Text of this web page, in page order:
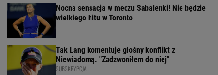
Nocna sensacja w meczu Sabalenki! Nie będzie
wielkiego hitu w Toronto
Tak Lang komentuje głośny konflikt z
Niewiadomą. "Zadzwoniłem do niej"
SUBSKRYPCJA